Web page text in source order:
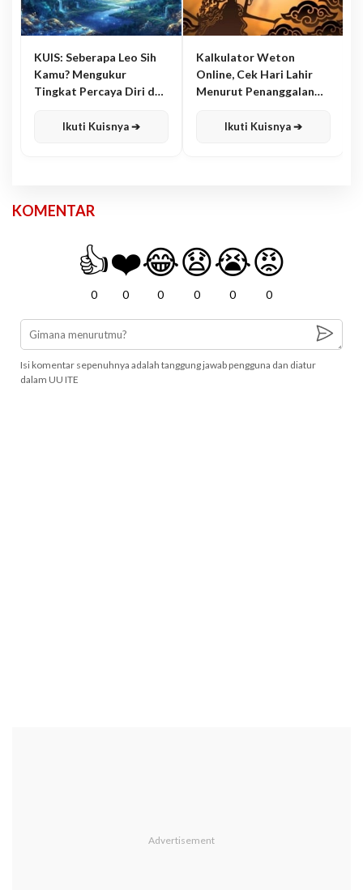
KUIS: Seberapa Leo Sih
Kamu? Mengukur
Tingkat Percaya Diri dan
Ikuti Kuisnya ➔
Kalkulator Weton
Online, Cek Hari Lahir
Menurut Penanggalan
Ikuti Kuisnya ➔
KOMENTAR
👍
0
❤️
0
😂
0
😧
0
😭
0
😡
0
Isi komentar sepenuhnya adalah tanggung jawab pengguna dan diatur
dalam UU ITE